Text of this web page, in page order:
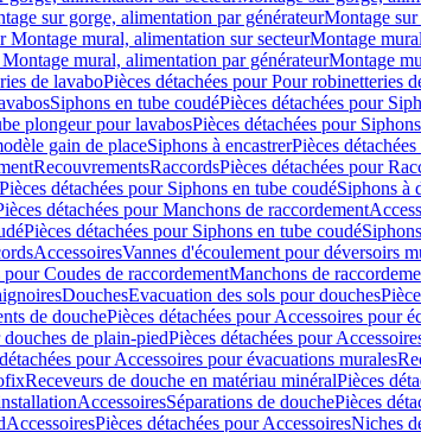
sur gorge, alimentation par générateurMontage
Montage mural, alimentation sur secteurMontage
mural, alimentation par générateurMontage
de lavaboPièces détachées pour Pour robinetteries
Siphons en tube coudéPièces détachées pour
plongeur pour lavabosPièces détachées pour
gain de placeSiphons à encastrerPièces
RecouvrementsRaccordsPièces détachées pour
Pièces détachées pour Siphons en tube coudéSiphons à
détachées pour Manchons de raccordement
Pièces détachées pour Siphons en tube coudé
AccessoiresVannes d'écoulement pour déversoirs
pour Coudes de raccordementManchons de
DouchesEvacuation des sols pour douches
de douchePièces détachées pour Accessoires pour
de plain-piedPièces détachées pour
pour Accessoires pour évacuations murales
Receveurs de douche en matériau minéralPièces
AccessoiresSéparations de douchePièces
AccessoiresPièces détachées pour AccessoiresNiches